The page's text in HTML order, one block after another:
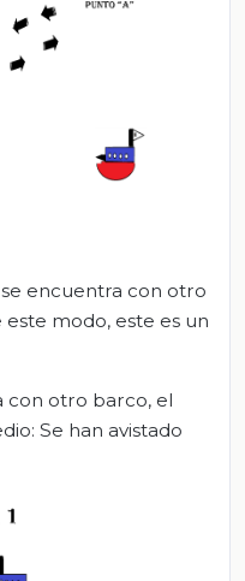
encuentra con otro
modo, este es un
con otro barco, el
Se han avistado